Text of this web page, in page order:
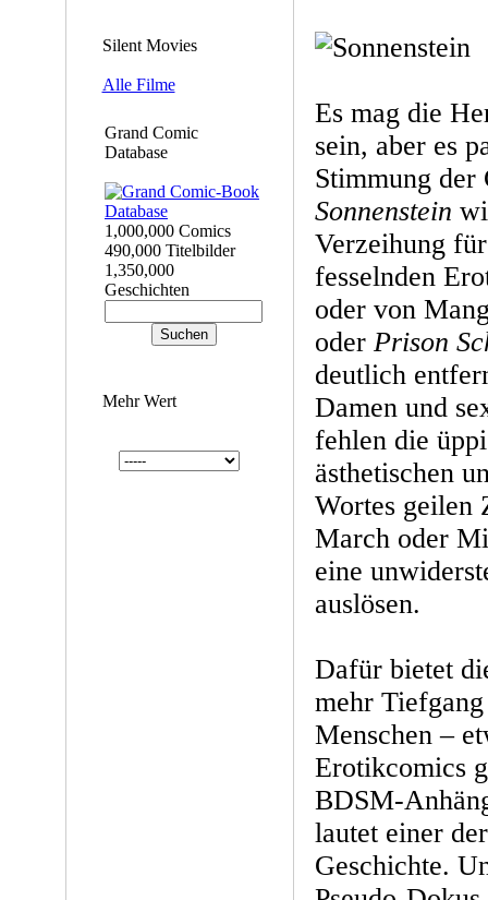
Silent Movies
Alle Filme
Grand Comic
Database
1,000,000 Comics
490,000 Titelbilder
1,350,000
Geschichten
Mehr Wert
Es mag die
sein, aber es
Stimmung
Sonnenstein
Verzeihung
fesselnden
oder von
oder Prison
deutlich
Damen und
fehlen die
ästhetischen
Wortes geilen
March oder
eine
auslösen.
Dafür bietet
mehr
Menschen –
Erotikcomics
BDSM-
lautet einer
Geschichte.